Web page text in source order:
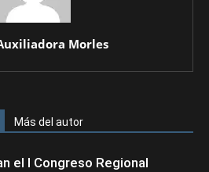
Morles
Más del autor
el I Congreso Regional